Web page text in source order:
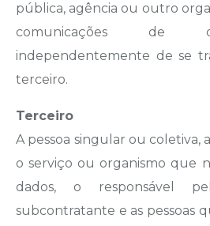
pública, agência ou outro
comunicações de
independentemente de se
terceiro.
Terceiro
A pessoa singular ou coletiva,
o serviço ou organismo que
dados, o responsável
subcontratante e as pessoas